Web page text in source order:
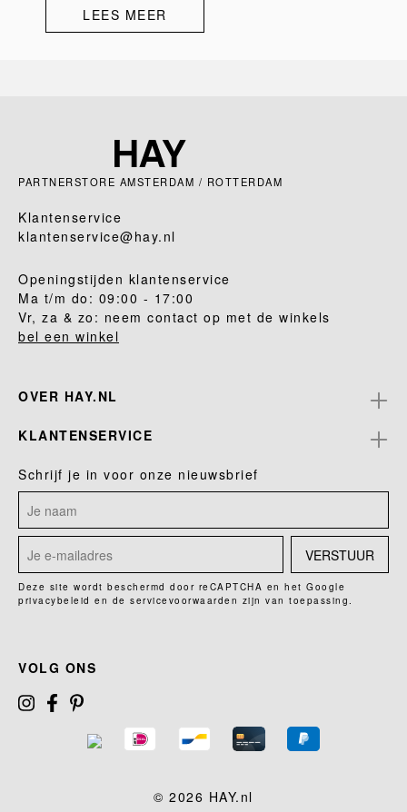
LEES MEER
PARTNERSTORE AMSTERDAM / ROTTERDAM
Klantenservice
klantenservice@hay.nl
Openingstijden klantenservice
Ma t/m do: 09:00 - 17:00
Vr, za & zo: neem contact op met de winkels
bel een winkel
OVER HAY.NL
KLANTENSERVICE
Schrijf je in voor onze nieuwsbrief
VERSTUUR
Deze site wordt beschermd door reCAPTCHA en het Google
privacybeleid en de servicevoorwaarden zijn van toepassing.
VOLG ONS
© 2026 HAY.nl